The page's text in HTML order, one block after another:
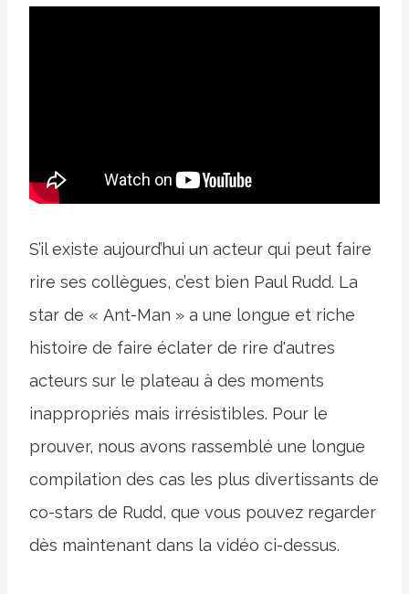
S’il existe aujourd’hui un acteur qui peut faire
rire ses collègues, c’est bien Paul Rudd. La
star de « Ant-Man » a une longue et riche
histoire de faire éclater de rire d'autres
acteurs sur le plateau à des moments
inappropriés mais irrésistibles. Pour le
prouver, nous avons rassemblé une longue
compilation des cas les plus divertissants de
co-stars de Rudd, que vous pouvez regarder
dès maintenant dans la vidéo ci-dessus.